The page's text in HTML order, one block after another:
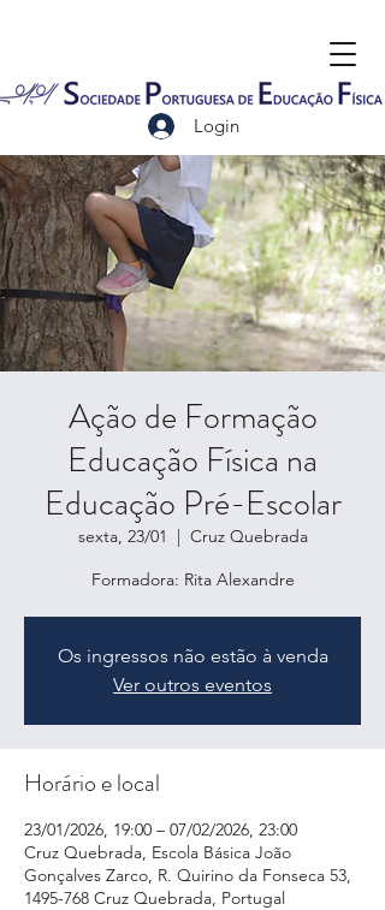
Login
Ação de Formação
Educação Física na
Educação Pré-Escolar
sexta, 23/01
  |
Cruz Quebrada
Formadora: Rita Alexandre
Os ingressos não estão à venda
Ver outros eventos
Horário e local
23/01/2026, 19:00 – 07/02/2026, 23:00
Cruz Quebrada, Escola Básica João
Gonçalves Zarco, R. Quirino da Fonseca 53,
1495-768 Cruz Quebrada, Portugal